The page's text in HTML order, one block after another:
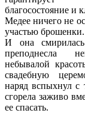
благосостояние и
Медее ничего не
участью брошенки.
И она
преподнесла
небывалой
свадебную
наряд вспыхнул с
сгорела заживо
ее спасать.